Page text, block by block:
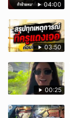
04:00
03:50
00:25